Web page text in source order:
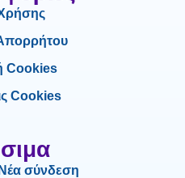
Απορρήτου
Cookies
Cookies
σύνδεση